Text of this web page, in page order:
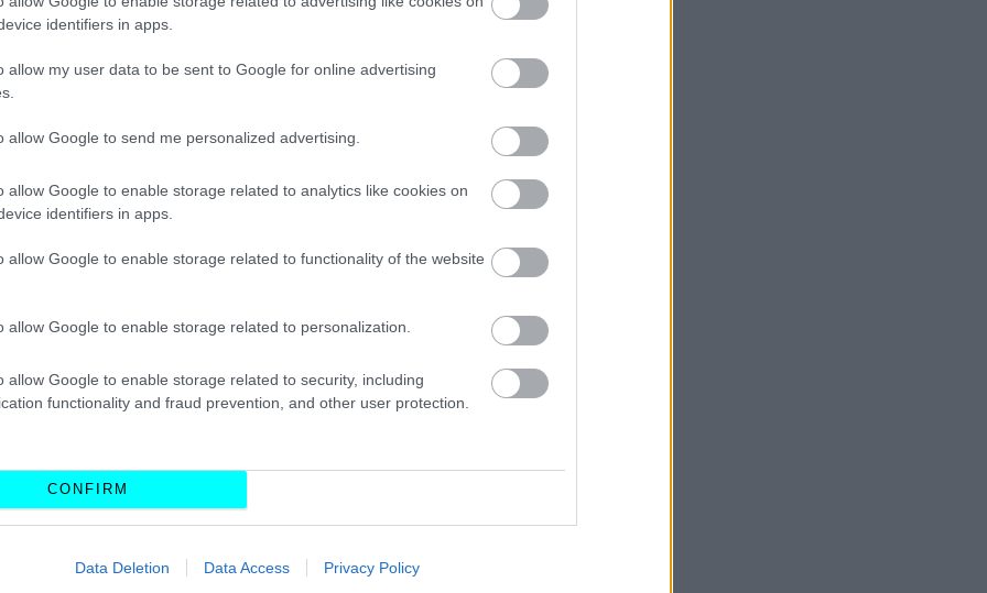
identifiers in apps.
allow my user data to be sent to Google for online advertising
allow Google to send me personalized advertising.
allow Google to enable storage related to analytics like cookies on
identifiers in apps.
allow Google to enable storage related to functionality of the website
allow Google to enable storage related to personalization.
allow Google to enable storage related to security, including
functionality and fraud prevention, and other user protection.
CONFIRM
Data Deletion Data Access Privacy Policy
BUY NOW
ΑΠΟ 16.450 ΕΥΡΩ
4 ΕΠΙΣΤΡΕΦΕΙ -ΠΟΣΟ ΚΟΣΤΙΖΕΙ
μεγάλες επιφάνειες, η μάσκα έχει ορθογώνια